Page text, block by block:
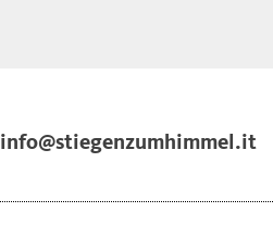
info@stiegenzumhimmel.it